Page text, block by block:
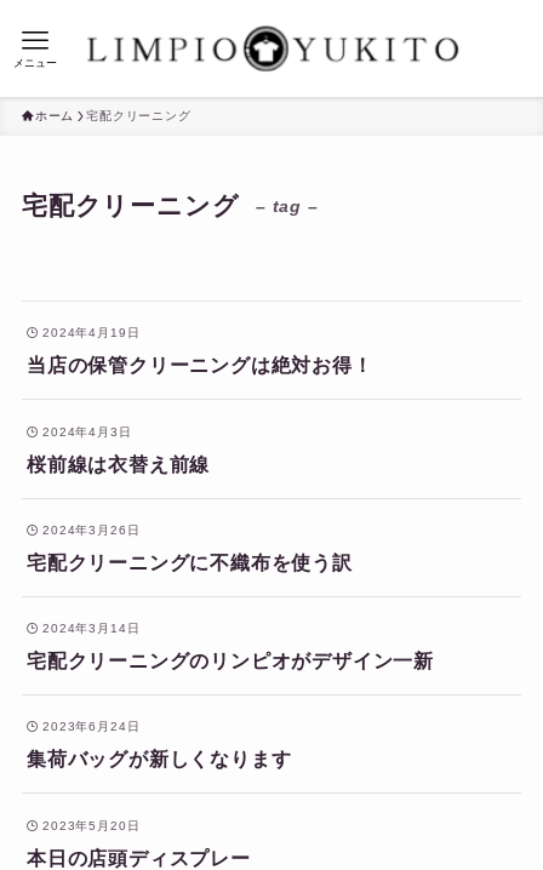
メニュー
ホーム 宅配クリーニング
宅配クリーニング – tag –
2024年4月19日
当店の保管クリーニングは絶対お得！
2024年4月3日
桜前線は衣替え前線
2024年3月26日
宅配クリーニングに不織布を使う訳
2024年3月14日
宅配クリーニングのリンピオがデザイン一新
2023年6月24日
集荷バッグが新しくなります
2023年5月20日
本日の店頭ディスプレー